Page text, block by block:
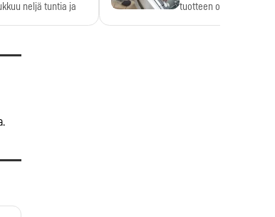
neljä tuntia ja
tuotteen oletetun